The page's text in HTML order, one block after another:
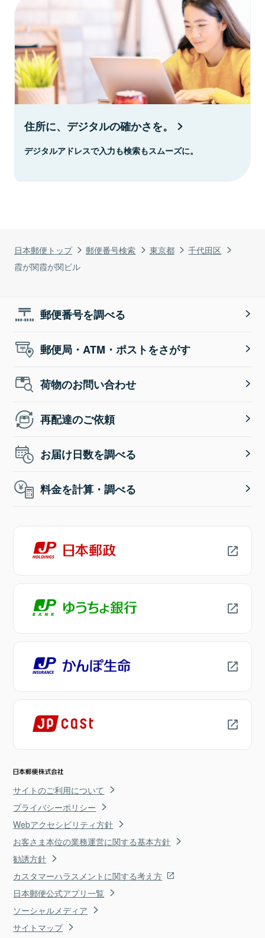
日本郵便トップ 郵便番号検索 東京都
千代田区
霞が関霞が関ビル
住所に、デジタルの確かさを。
デジタルアドレスで入力も検索もスムーズに。
郵便番号を調べる
郵便局・ATM・ポストをさがす
荷物のお問い合わせ
再配達のご依頼
お届け日数を調べる
料金を計算・調べる
サイトのご利用について
プライバシーポリシー
Webアクセシビリティ方針
お客さま本位の業務運営に関する基本方針
勧誘方針
カスタマーハラスメントに関する考え方
日本郵便公式アプリ一覧
ソーシャルメディア
サイトマップ